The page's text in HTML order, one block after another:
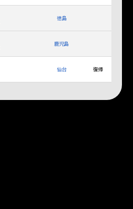
徳島
鹿児島
仙台 復帰